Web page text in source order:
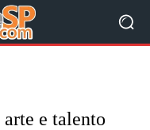
e talento